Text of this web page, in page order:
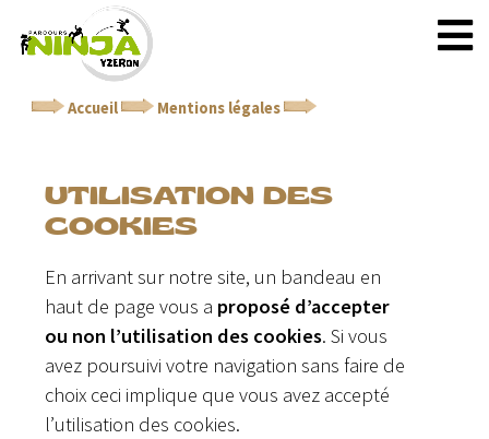
Accueil Mentions légales
UTILISATION DES
COOKIES
En arrivant sur notre site, un bandeau en
haut de page vous a proposé d’accepter
ou non l’utilisation des cookies. Si vous
avez poursuivi votre navigation sans faire de
choix ceci implique que vous avez accepté
l’utilisation des cookies.